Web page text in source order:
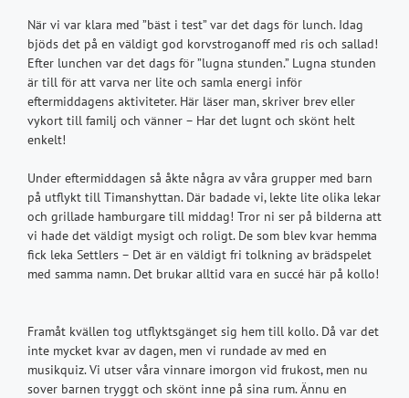
När vi var klara med ”bäst i test” var det dags för lunch. Idag
bjöds det på en väldigt god korvstroganoff med ris och sallad!
Efter lunchen var det dags för ”lugna stunden.” Lugna stunden
är till för att varva ner lite och samla energi inför
eftermiddagens aktiviteter. Här läser man, skriver brev eller
vykort till familj och vänner – Har det lugnt och skönt helt
enkelt!
Under eftermiddagen så åkte några av våra grupper med barn
på utflykt till Timanshyttan. Där badade vi, lekte lite olika lekar
och grillade hamburgare till middag! Tror ni ser på bilderna att
vi hade det väldigt mysigt och roligt. De som blev kvar hemma
fick leka Settlers – Det är en väldigt fri tolkning av brädspelet
med samma namn. Det brukar alltid vara en succé här på kollo!
Framåt kvällen tog utflyktsgänget sig hem till kollo. Då var det
inte mycket kvar av dagen, men vi rundade av med en
musikquiz. Vi utser våra vinnare imorgon vid frukost, men nu
sover barnen tryggt och skönt inne på sina rum. Ännu en